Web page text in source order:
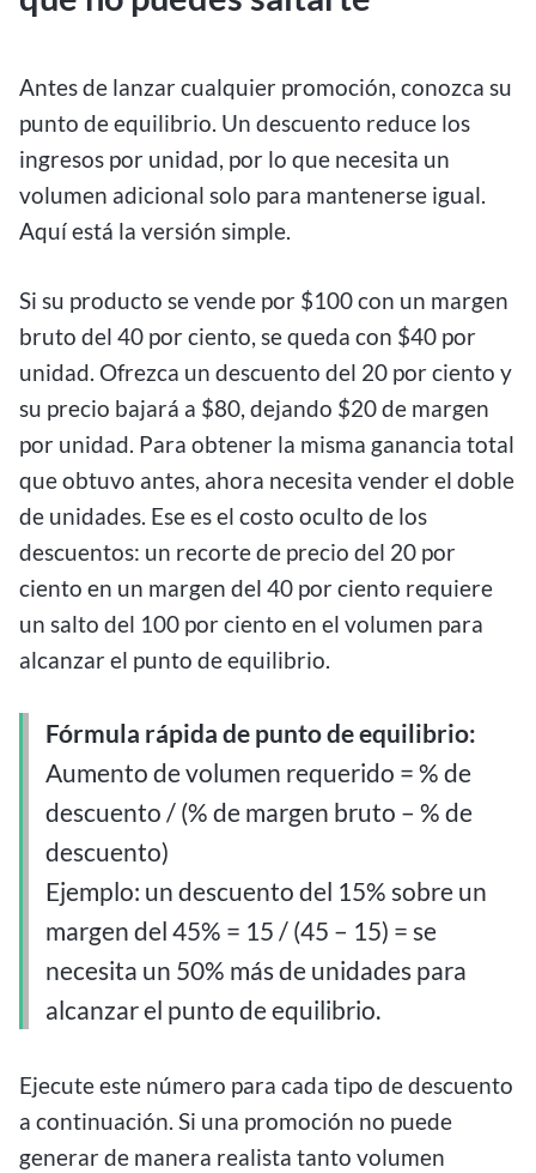
Antes de lanzar cualquier promoción, conozca su
punto de equilibrio. Un descuento reduce los
ingresos por unidad, por lo que necesita un
volumen adicional solo para mantenerse igual.
Aquí está la versión simple.
Si su producto se vende por $100 con un margen
bruto del 40 por ciento, se queda con $40 por
unidad. Ofrezca un descuento del 20 por ciento y
su precio bajará a $80, dejando $20 de margen
por unidad. Para obtener la misma ganancia total
que obtuvo antes, ahora necesita vender el doble
de unidades. Ese es el costo oculto de los
descuentos: un recorte de precio del 20 por
ciento en un margen del 40 por ciento requiere
un salto del 100 por ciento en el volumen para
alcanzar el punto de equilibrio.
Fórmula rápida de punto de equilibrio:
Aumento de volumen requerido = % de
descuento / (% de margen bruto – % de
descuento)
Ejemplo: un descuento del 15% sobre un
margen del 45% = 15 / (45 – 15) = se
necesita un 50% más de unidades para
alcanzar el punto de equilibrio.
Ejecute este número para cada tipo de descuento
a continuación. Si una promoción no puede
generar de manera realista tanto volumen